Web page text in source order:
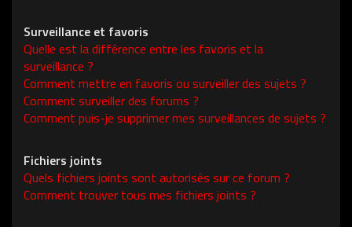
Surveillance et favoris
Quelle est la différence entre les favoris et la
surveillance ?
Comment mettre en favoris ou surveiller des sujets ?
Comment surveiller des forums ?
Comment puis-je supprimer mes surveillances de sujets ?
Fichiers joints
Quels fichiers joints sont autorisés sur ce forum ?
Comment trouver tous mes fichiers joints ?